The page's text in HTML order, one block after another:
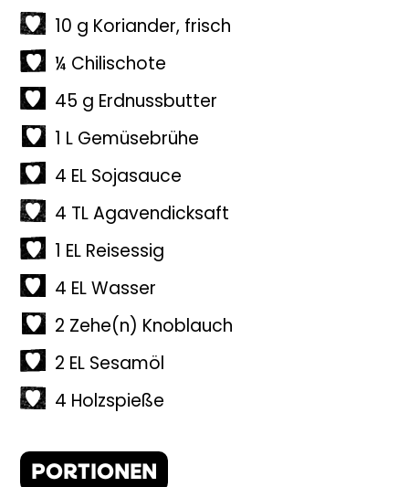
10 g Koriander, frisch
¼ Chilischote
45 g Erdnussbutter
1 L Gemüsebrühe
4 EL Sojasauce
4 TL Agavendicksaft
1 EL Reisessig
4 EL Wasser
2 Zehe(n) Knoblauch
2 EL Sesamöl
4 Holzspieße
PORTIONEN